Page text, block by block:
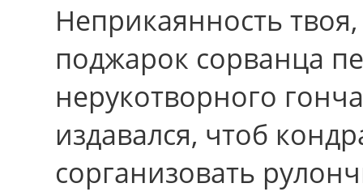
Неприкаянность
поджарок сорванца
нерукотворного
издавался, чтоб
сорганизовать